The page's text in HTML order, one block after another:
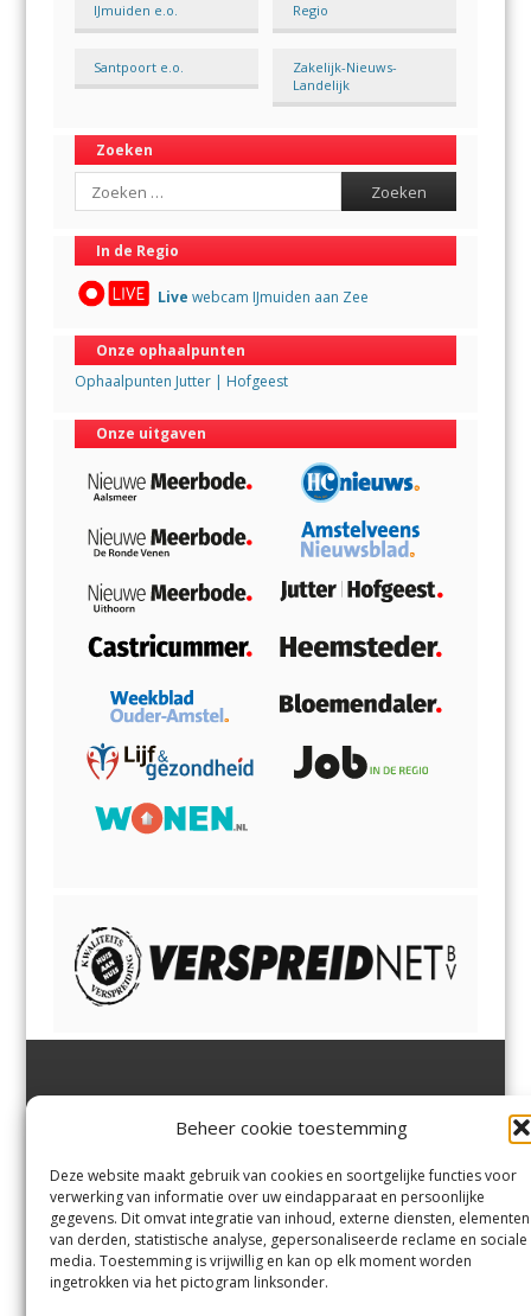
Beheer cookie toestemming
Deze website maakt gebruik van cookies en soortgelijke functies voor
verwerking van informatie over uw eindapparaat en persoonlijke
gegevens. Dit omvat integratie van inhoud, externe diensten, elementen
van derden, statistische analyse, gepersonaliseerde reclame en sociale
media. Toestemming is vrijwillig en kan op elk moment worden
ingetrokken via het pictogram linksonder.
IJmuiden e.o. Regio
Santpoort e.o.
Zakelijk-Nieuws-
Landelijk
Zoeken
Search
In de Regio
Live webcam IJmuiden aan Zee
Onze ophaalpunten
Ophaalpunten Jutter | Hofgeest
Onze uitgaven
Margadantstraat 34
0255-533900
info@jutter.nlofinfo@hofgee
st.nl
Velserbroek,Velsen-Zuid,
Zuid,Driehuisen
Spaarnwoude.
Contact
Andere uitgaven